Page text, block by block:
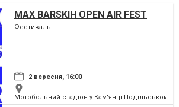
MAX BARSKIH OPEN AIR FEST
Фестиваль
2 вересня, 16:00
Мотобольний стадіон у Кам'янці-Подільському